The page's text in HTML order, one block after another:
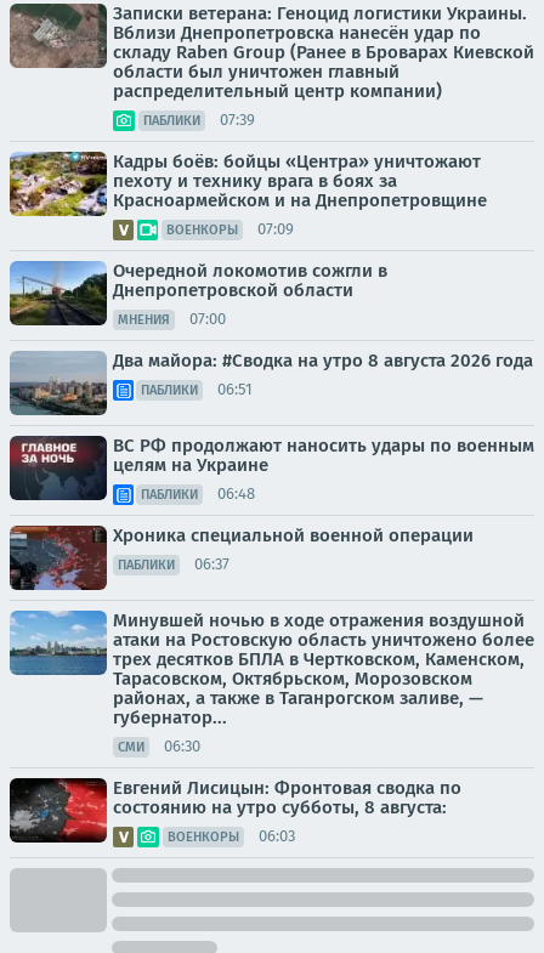
Записки ветерана: Геноцид логистики Украины.
Вблизи Днепропетровска нанесён удар по
складу Raben Group (Ранее в Броварах Киевской
области был уничтожен главный
распределительный центр компании)
ПАБЛИКИ 07:39
Кадры боёв: бойцы «Центра» уничтожают
пехоту и технику врага в боях за
Красноармейском и на Днепропетровщине
ВОЕНКОРЫ 07:09
Очередной локомотив сожгли в
Днепропетровской области
МНЕНИЯ 07:00
Два майора: #Сводка на утро 8 августа 2026 года
ПАБЛИКИ 06:51
ВС РФ продолжают наносить удары по военным
целям на Украине
ПАБЛИКИ 06:48
Хроника специальной военной операции
ПАБЛИКИ 06:37
Минувшей ночью в ходе отражения воздушной
атаки на Ростовскую область уничтожено более
трех десятков БПЛА в Чертковском, Каменском,
Тарасовском, Октябрьском, Морозовском
районах, а также в Таганрогском заливе, —
губернатор...
СМИ 06:30
Евгений Лисицын: Фронтовая сводка по
состоянию на утро субботы, 8 августа:
ВОЕНКОРЫ 06:03